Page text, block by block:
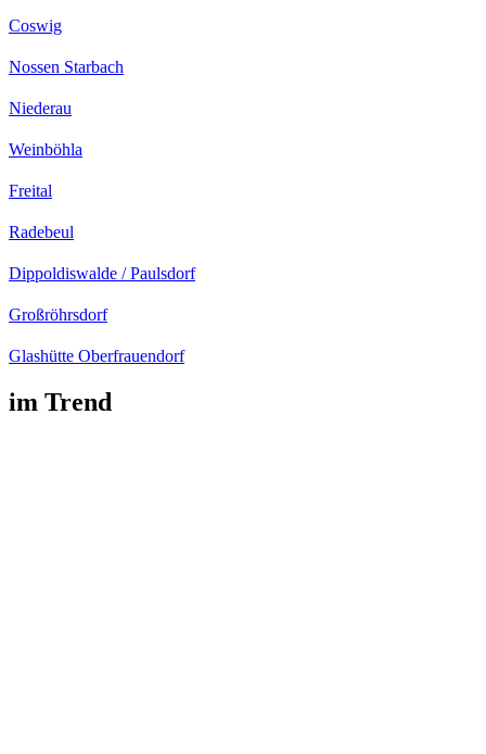
Coswig
Nossen Starbach
Niederau
Weinböhla
Freital
Radebeul
Dippoldiswalde / Paulsdorf
Großröhrsdorf
Glashütte Oberfrauendorf
im Trend